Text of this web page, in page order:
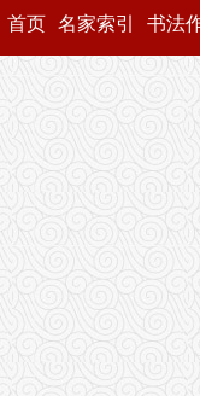
首页 名家索引 书法